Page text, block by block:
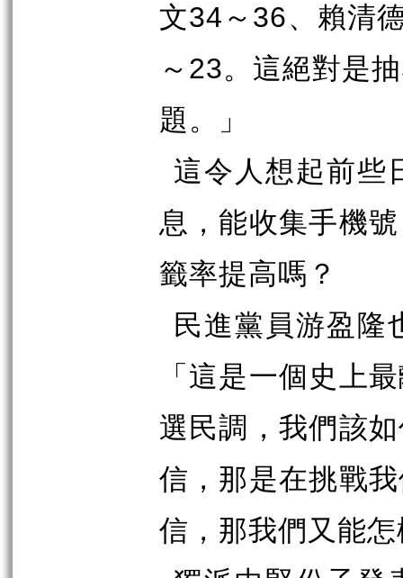
文34 ～ 36、賴清
～ 23。這絕對是
題。」
這令人想起前些
息，能收集手機
籤率提高嗎？
民進黨員游盈隆
「這是一個史上
選民調，我們該
信，那是在挑戰
信，那我們又能